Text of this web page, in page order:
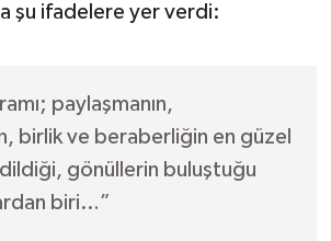
şu ifadelere yer verdi:
paylaşmanın,
birlik ve beraberliğin en güzel
gönüllerin buluştuğu
biri…”